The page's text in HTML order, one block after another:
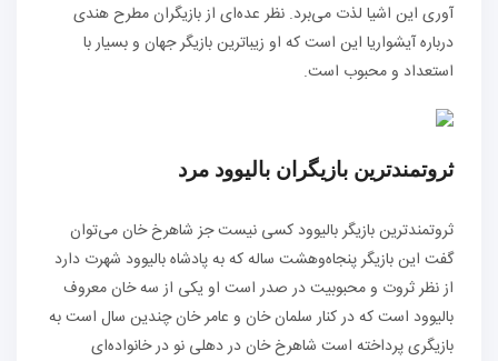
آوری این اشیا لذت می‌برد. نظر عده‌ای از بازیگران مطرح هندی
درباره آیشواریا این است که او زیباترین بازیگر جهان و بسیار با
استعداد و محبوب است.
ثروتمندترین بازیگران بالیوود مرد
ثروتمندترین بازیگر بالیوود کسی نیست جز شاهرخ خان می‌توان
گفت این بازیگر پنجاه‌و‌هشت ساله که به پادشاه بالیوود شهرت دارد
از نظر ثروت و محبوبیت در صدر است او یکی از سه خان معروف
بالیوود است که در کنار سلمان خان و عامر خان چندین سال است به
بازیگری پرداخته است شاهرخ خان در دهلی نو در خانواده‌ای